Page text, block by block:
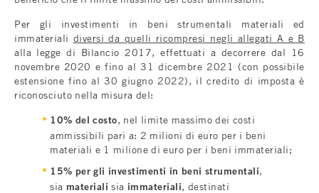
Per gli investimenti in beni strumentali materiali ed
immateriali diversi da quelli ricompresi negli allegati A e B
alla legge di Bilancio 2017, effettuati a decorrere dal 16
novembre 2020 e fino al 31 dicembre 2021 (con possibile
estensione fino al 30 giugno 2022), il credito di imposta è
riconosciuto nella misura del:
10% del costo, nel limite massimo dei costi
ammissibili pari a: 2 milioni di euro per i beni
materiali e 1 milione di euro per i beni immateriali;
15% per gli investimenti in beni strumentali,
sia materiali sia immateriali, destinati